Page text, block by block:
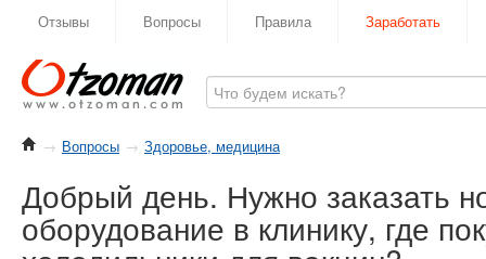
Отзывы Вопросы Правила Заработать
→ Вопросы → Здоровье, медицина
Добрый день. Нужно заказать
оборудование в клинику, где